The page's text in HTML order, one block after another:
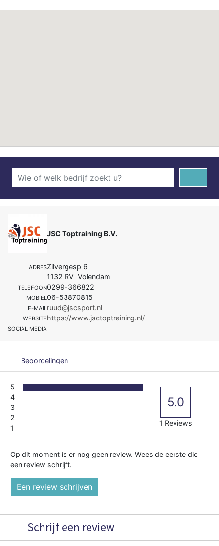
JSC Toptraining B.V.
ADRESZilvergesp 6
1132 RV Volendam
TELEFOON0299-366822
MOBIEL06-53870815
E-MAILruud@jscsport.nl
WEBSITEhttps://www.jsctoptraining.nl/
SOCIAL MEDIA
Beoordelingen
5
4
3
2
1
5.0
1 Reviews
Op dit moment is er nog geen review. Wees de eerste die
een review schrijft.
Een review schrijven
Schrijf een review